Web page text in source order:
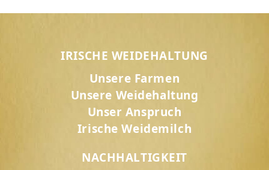
IRISCHE WEIDEHALTUNG
Unsere Farmen
Unsere Weidehaltung
Unser Anspruch
Irische Weidemilch
NACHHALTIGKEIT